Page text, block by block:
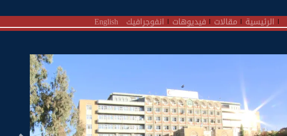
الرئيسية مقالات فيديوهات انفوجرافيك English